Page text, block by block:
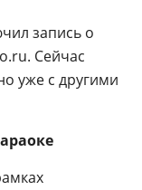
запись о
Сейчас
уже с другими